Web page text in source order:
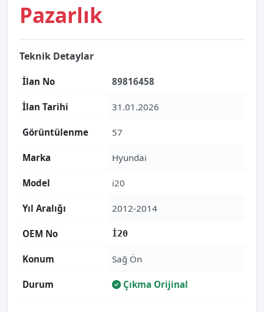
Pazarlık
Teknik Detaylar
İlan No 89816458
İlan Tarihi 31.01.2026
Görüntülenme 57
Marka Hyundai
Model i20
Yıl Aralığı 2012-2014
OEM No İ20
Konum Sağ Ön
Durum Çıkma Orijinal